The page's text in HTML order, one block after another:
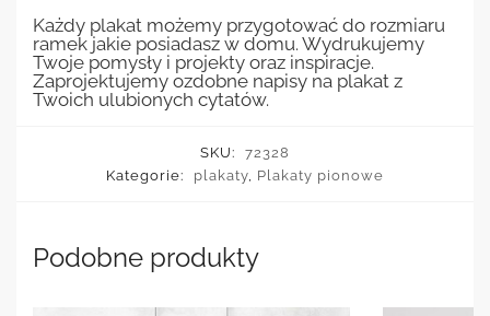
Każdy plakat możemy przygotować do rozmiaru
ramek jakie posiadasz w domu. Wydrukujemy
Twoje pomysły i projekty oraz inspiracje.
Zaprojektujemy ozdobne napisy na plakat z
Twoich ulubionych cytatów.
SKU:
72328
Kategorie:
plakaty Plakaty pionowe
Podobne produkty